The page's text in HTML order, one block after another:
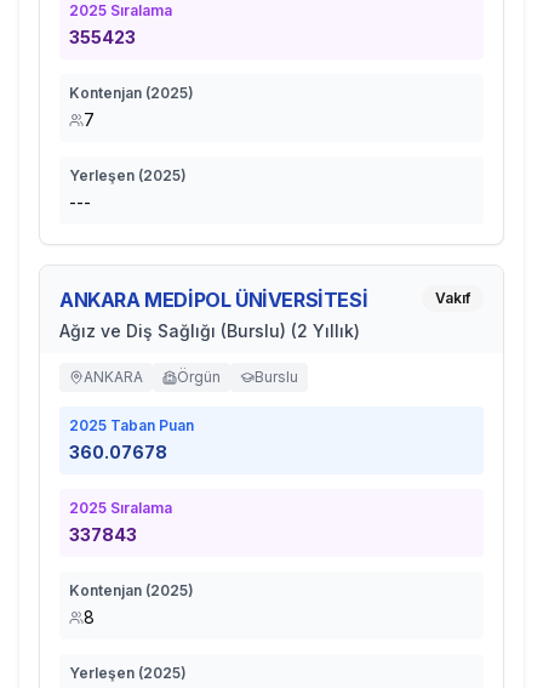
2025 Sıralama
355423
Kontenjan (2025)
7
Yerleşen (2025)
---
ANKARA MEDİPOL ÜNİVERSİTESİ
Ağız ve Diş Sağlığı (Burslu) (2 Yıllık)
Vakıf
ANKARA Örgün Burslu
2025 Taban Puan
360.07678
2025 Sıralama
337843
Kontenjan (2025)
8
Yerleşen (2025)